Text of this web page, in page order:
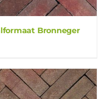
Bronneger